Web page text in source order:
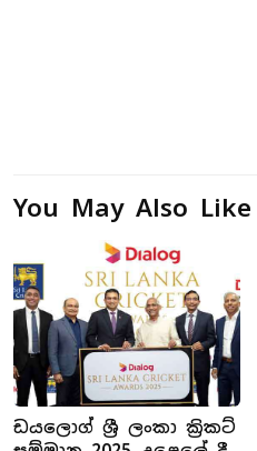
You May Also Like
ඩයලොග් ශ්‍රී ලංකා ක්‍රිකට්